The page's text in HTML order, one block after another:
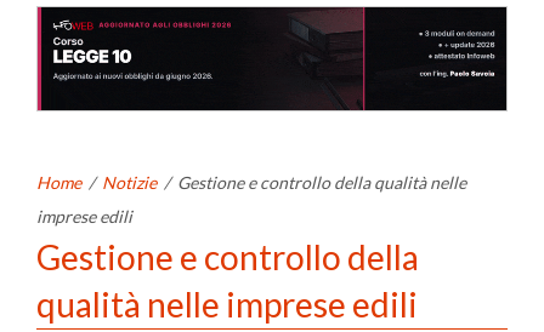
Home / Notizie / Gestione e controllo della qualità nelle
imprese edili
Gestione e controllo della
qualità nelle imprese edili